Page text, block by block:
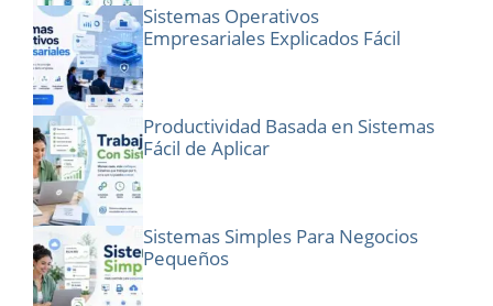
Sistemas Operativos
Empresariales Explicados Fácil
Productividad Basada en Sistemas
Fácil de Aplicar
Sistemas Simples Para Negocios
Pequeños